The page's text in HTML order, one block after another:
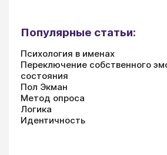
Популярные статьи:
Психология в именах
Переключение собственного
состояния
Пол Экман
Метод опроса
Логика
Идентичность